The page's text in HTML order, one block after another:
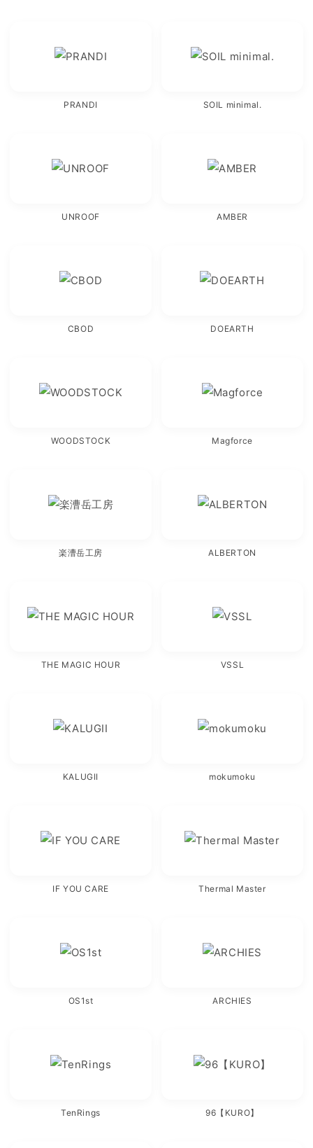
PRANDI SOIL minimal.
UNROOF AMBER
CBOD DOEARTH
WOODSTOCK Magforce
楽漕岳工房 ALBERTON
THE MAGIC HOUR VSSL
KALUGII mokumoku
IF YOU CARE Thermal Master
OS1st ARCHIES
TenRings 96【KURO】